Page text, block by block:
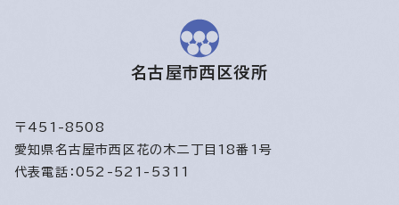
名古屋市西区役所
〒451-8508
愛知県名古屋市西区花の木二丁目18番1号
代表電話：052-521-5311